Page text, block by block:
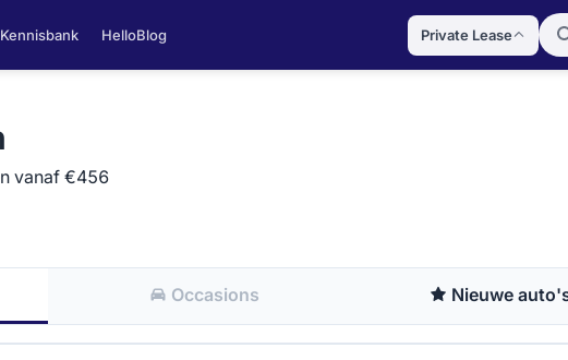
Kennisbank HelloBlog Private Lease
vanaf €456
Occasions Nieuwe